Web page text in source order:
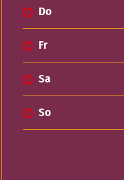
Do
Fr
Sa
So